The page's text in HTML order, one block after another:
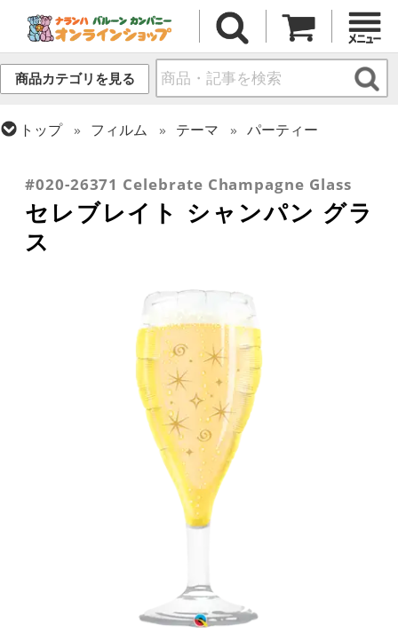
商品カテゴリを見る
トップ フィルム テーマ
パーティー
#020-26371 Celebrate Champagne Glass
セレブレイト シャンパン グラ
ス